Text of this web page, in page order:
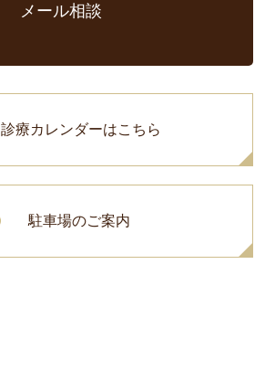
メール相談
診療カレンダーはこちら
駐車場のご案内